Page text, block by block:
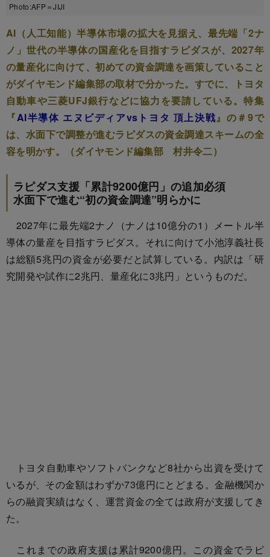
Photo:AFP＝JIJI
AI（人工知能）半導体市場の拡大を見据え、最先端「2ナ
ノ」世代の半導体の国産化を目指すラピダスが、2027年
の量産化に向けて、初めての資金調達を画策していること
がダイヤモンド編集部の取材で分かった。すでに、トヨタ
自動車や三菱UFJ銀行などに協力を要請している。特集
『AI半導体 エヌビディアvsトヨタ 頂上決戦』の＃9で
は、水面下で調整が進むラピダスの資金調達スキームの全
容を明かす。（ダイヤモンド編集部 村井令二）
ラピダス支援「累計9200億円」の追加必須
水面下で進む“初の資金調達”明らかに
2027年に最先端2ナノ（ナノは10億分の1）メートル半
導体の量産を目指すラピダス。それに向けて小池淳義社長
は総額5兆円の資金が必要だと試算している。内訳は「研
究開発や試作に2兆円、量産化に3兆円」というものだ。
トヨタ自動車やソフトバンクなど8社から出資を受けて
いるが、その金額はわずか73億円にとどまる。金融機関か
らの融資実績はなく、運営資金の全ては政府が支援してき
た。
これまでの政府支援は累計9200億円。この資金でラピ